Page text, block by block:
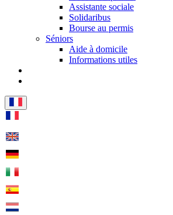
Assistante sociale
Solidaribus
Bourse au permis
Séniors
Aide à domicile
Informations utiles